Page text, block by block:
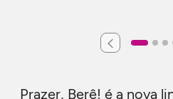
Prazer, Berê! é a nova